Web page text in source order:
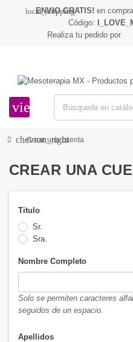
local_shipping
ENVIO GRATIS! en
Código:
Realiza tu pedido por
view_headline
chevron_right
Crear una cuenta
CREAR UNA
Titulo
Sr.
Sra.
Nombre Completo
Solo se permiten caracteres
seguidos de un espacio.
Apellidos